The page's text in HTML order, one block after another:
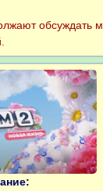
обсуждать